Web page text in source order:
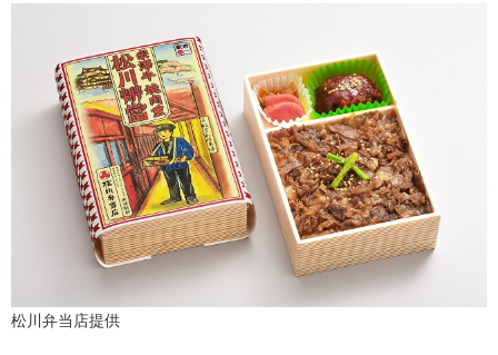
松川弁当店提供